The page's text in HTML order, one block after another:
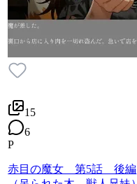
15
6
P
赤目の魔女 第5話 後編